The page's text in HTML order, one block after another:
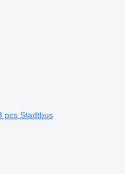
pcs Stadtbus